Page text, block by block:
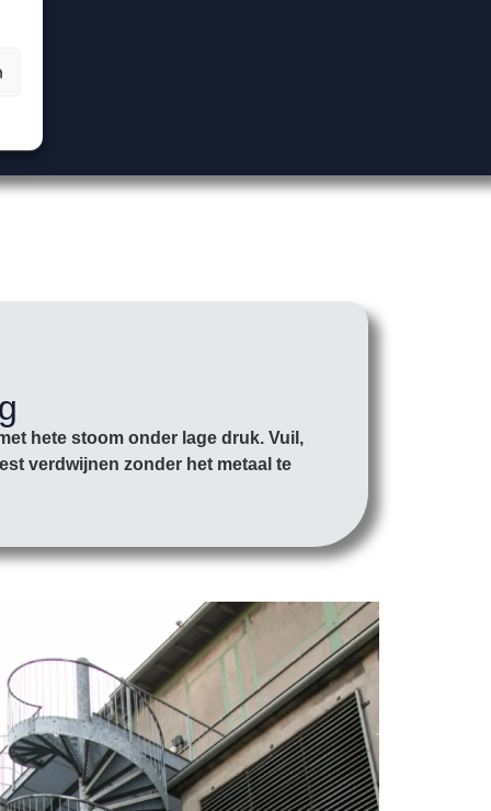
hete stoom onder lage druk. Vuil,
verdwijnen zonder het metaal te